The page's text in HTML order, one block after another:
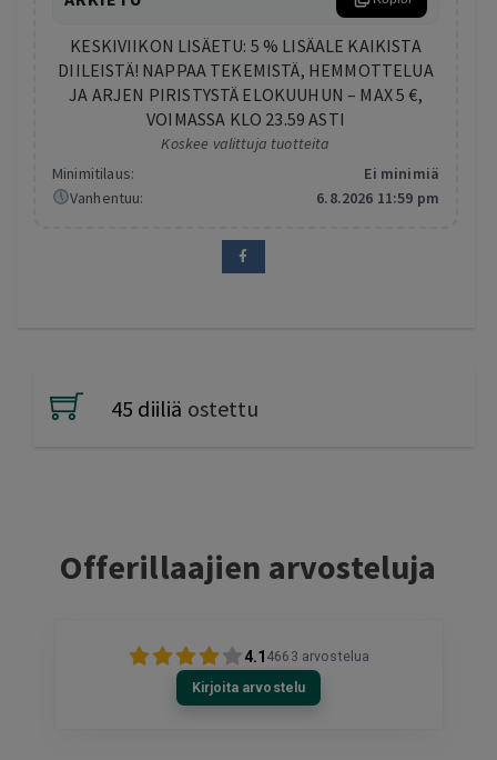
KESKIVIIKON LISÄETU: 5 % LISÄALE KAIKISTA
DIILEISTÄ! NAPPAA TEKEMISTÄ, HEMMOTTELUA
JA ARJEN PIRISTYSTÄ ELOKUUHUN – MAX 5 €,
VOIMASSA KLO 23.59 ASTI
Koskee valittuja tuotteita
Minimitilaus:
Ei minimiä
Vanhentuu:
6.8.2026 11:59 pm
45 diiliä ostettu
Offerillaajien arvosteluja
4.1 4663 arvostelua
Kirjoita arvostelu